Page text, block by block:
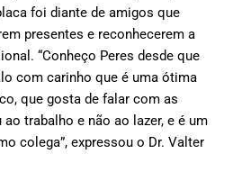
foi diante de amigos que
presentes e reconhecerem a
“Conheço Peres desde que
com carinho que é uma ótima
que gosta de falar com as
trabalho e não ao lazer, e é um
colega”, expressou o Dr. Valter